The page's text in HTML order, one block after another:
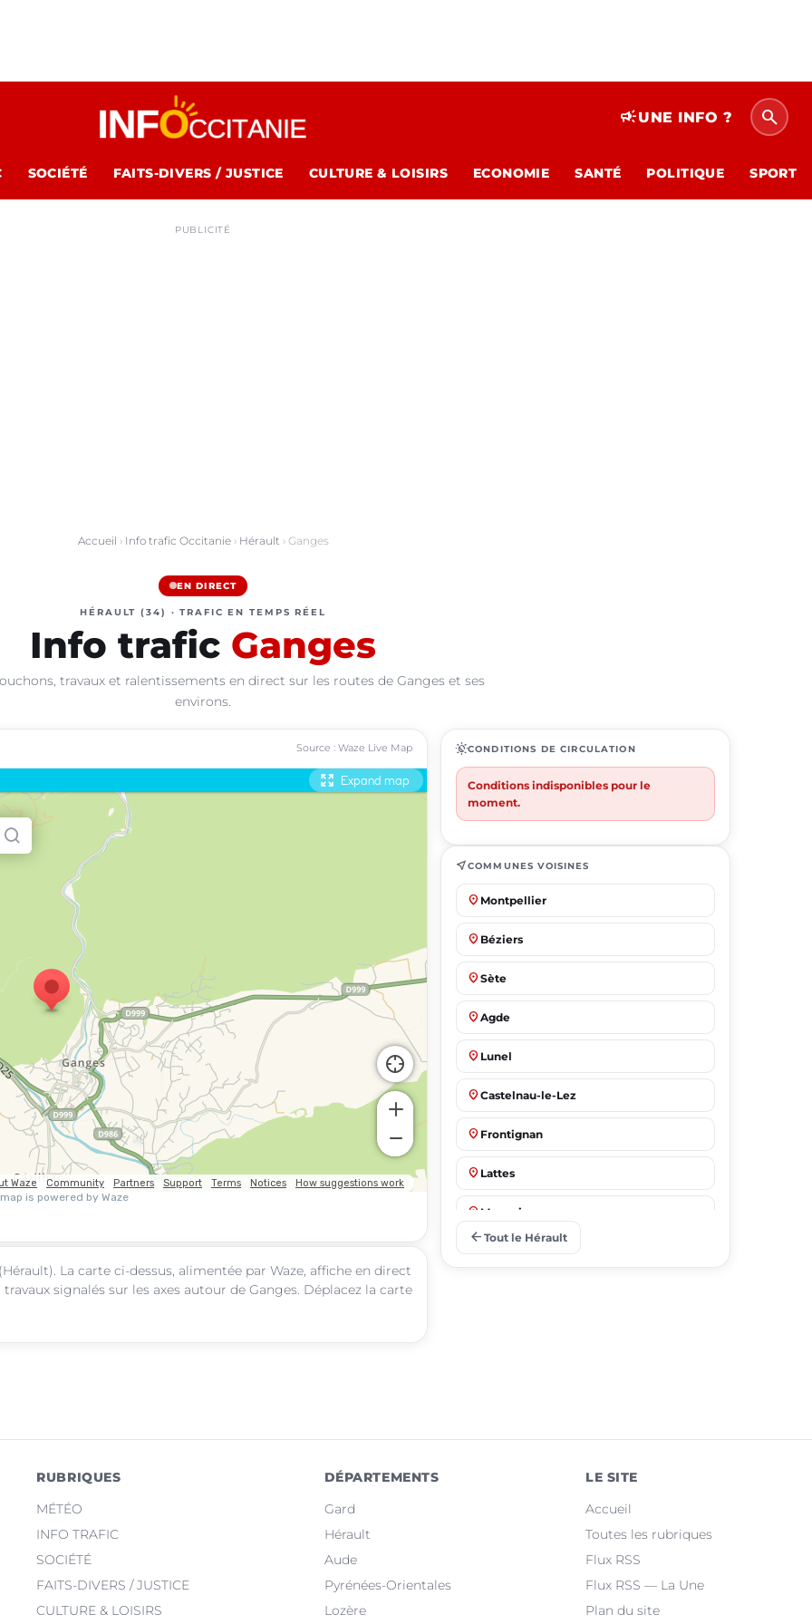
campaignUNE INFO ? search
SOCIÉTÉ FAITS-DIVERS / JUSTICE CULTURE & LOISIRS ECONOMIE SANTÉ POLITIQUE SPORT
PUBLICITÉ
Accueil › Info trafic Occitanie› Hérault › Ganges
EN DIRECT
HÉRAULT (34) · TRAFIC EN TEMPS RÉEL
Info trafic Ganges
travaux et ralentissements en direct sur les routes de Ganges et ses
environs.
Source : Waze Live Map
(Hérault). La carte ci-dessus, alimentée par Waze, affiche en direct
signalés sur les axes autour de Ganges. Déplacez la carte
routineCONDITIONS DE CIRCULATION
Conditions indisponibles pour le
moment.
near_meCOMMUNES VOISINES
place Montpellier
place Béziers
place Sète
place Agde
place Lunel
place Castelnau-le-Lez
place Frontignan
place Lattes
place Mauguio
Clermont-l'Hérault
arrow_back Tout le Hérault
RUBRIQUES
MÉTÉO
INFO TRAFIC
SOCIÉTÉ
FAITS-DIVERS / JUSTICE
CULTURE & LOISIRS
DÉPARTEMENTS
Gard
Hérault
Aude
Pyrénées-Orientales
Lozère
LE SITE
Accueil
Toutes les rubriques
Flux RSS
Flux RSS — La Une
Plan du site